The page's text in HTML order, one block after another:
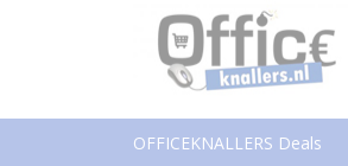
OFFICEKNALLERS Deals